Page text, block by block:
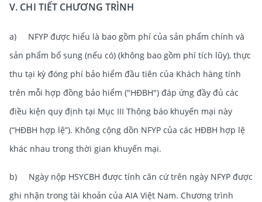
V. CHI TIẾT CHƯƠNG TRÌNH
a) NFYP được hiểu là bao gồm phí của sản phẩm chính và
sản phẩm bổ sung (nếu có) (không bao gồm phí tích lũy), thực
thu tại kỳ đóng phí bảo hiểm đầu tiên của Khách hàng tính
trên mỗi hợp đồng bảo hiểm ("HĐBH") đáp ứng đầy đủ các
điều kiện quy định tại Mục III Thông báo khuyến mại này
(“HĐBH hợp lệ”). Không cộng dồn NFYP của các HĐBH hợp lệ
khác nhau trong thời gian khuyến mại.
b) Ngày nộp HSYCBH được tính căn cứ trên ngày NFYP được
ghi nhận trong tài khoản của AIA Việt Nam. Chương trình